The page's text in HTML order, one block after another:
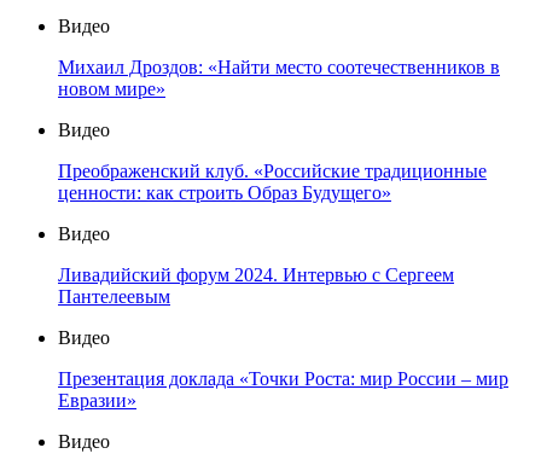
Видео
Михаил Дроздов: «Найти место соотечественников в
новом мире»
Видео
Преображенский клуб. «Российские традиционные
ценности: как строить Образ Будущего»
Видео
Ливадийский форум 2024. Интервью с Сергеем
Пантелеевым
Видео
Презентация доклада «Точки Роста: мир России – мир
Евразии»
Видео